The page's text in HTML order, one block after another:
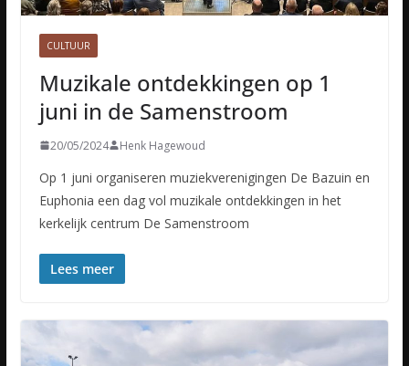
CULTUUR
Muzikale ontdekkingen op 1
juni in de Samenstroom
20/05/2024 Henk Hagewoud
Op 1 juni organiseren muziekverenigingen De Bazuin en
Euphonia een dag vol muzikale ontdekkingen in het
kerkelijk centrum De Samenstroom
Lees meer